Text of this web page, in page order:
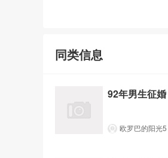
同类信息
92年男生征婚
欧罗巴的阳光5